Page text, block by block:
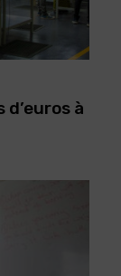
d’euros à